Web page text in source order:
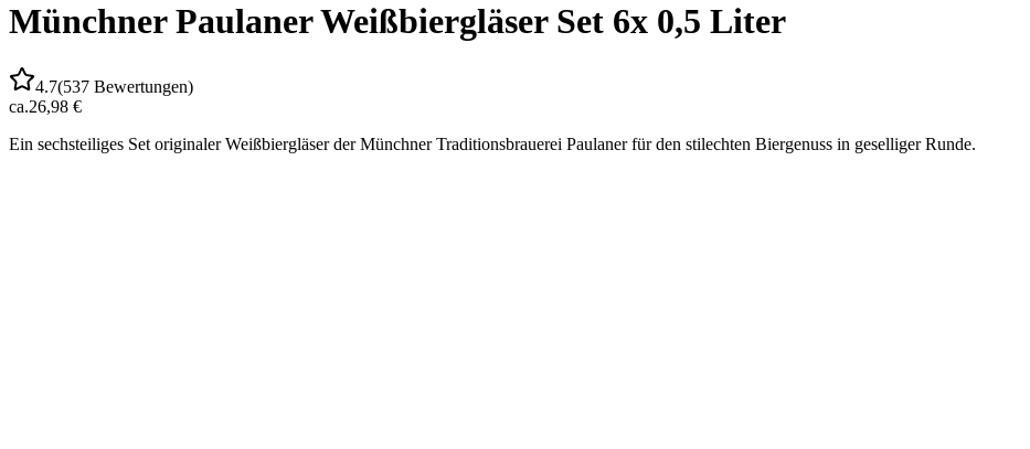
Münchner Paulaner Weißbiergläser Set 6x 0,5 Liter
4.7(537 Bewertungen)
ca.26,98 €
Ein sechsteiliges Set originaler Weißbiergläser der Münchner Traditionsbrauerei Paulaner für den stilechten Biergenuss in geselliger Runde.